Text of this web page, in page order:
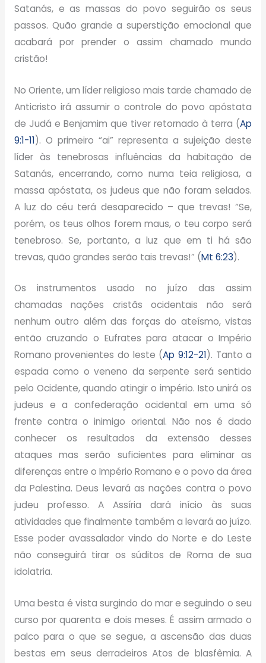
Satanás, e as massas do povo seguirão os seus
passos. Quão grande a superstição emocional que
acabará por prender o assim chamado mundo
cristão!
No Oriente, um líder religioso mais tarde chamado de
Anticristo irá assumir o controle do povo apóstata
de Judá e Benjamim que tiver retornado à terra (Ap
9:1-11). O primeiro “ai” representa a sujeição deste
líder às tenebrosas influências da habitação de
Satanás, encerrando, como numa teia religiosa, a
massa apóstata, os judeus que não foram selados.
A luz do céu terá desaparecido – que trevas! “Se,
porém, os teus olhos forem maus, o teu corpo será
tenebroso. Se, portanto, a luz que em ti há são
trevas, quão grandes serão tais trevas!” (Mt 6:23).
Os instrumentos usado no juízo das assim
chamadas nações cristãs ocidentais não será
nenhum outro além das forças do ateísmo, vistas
então cruzando o Eufrates para atacar o Império
Romano provenientes do leste (Ap 9:12-21). Tanto a
espada como o veneno da serpente será sentido
pelo Ocidente, quando atingir o império. Isto unirá os
judeus e a confederação ocidental em uma só
frente contra o inimigo oriental. Não nos é dado
conhecer os resultados da extensão desses
ataques mas serão suficientes para eliminar as
diferenças entre o Império Romano e o povo da área
da Palestina. Deus levará as nações contra o povo
judeu professo. A Assíria dará início às suas
atividades que finalmente também a levará ao juízo.
Esse poder avassalador vindo do Norte e do Leste
não conseguirá tirar os súditos de Roma de sua
idolatria.
Uma besta é vista surgindo do mar e seguindo o seu
curso por quarenta e dois meses. É assim armado o
palco para o que se segue, a ascensão das duas
bestas em seus derradeiros Atos de blasfêmia. A